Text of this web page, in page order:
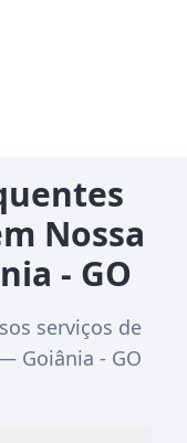
Nossa
- GO
serviços de
Goiânia - GO